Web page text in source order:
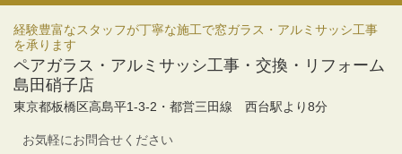
経験豊富なスタッフが丁寧な施工で窓ガラス・アルミサッシ工事
を承ります
ペアガラス・アルミサッシ工事・交換・リフォーム
島田硝子店
東京都板橋区高島平1-3-2・ 都営三田線 西台駅より8分
お気軽にお問合せください